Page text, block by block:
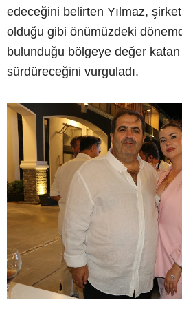
edeceğini belirten Yılmaz,
olduğu gibi önümüzdeki
bulunduğu bölgeye değer
sürdüreceğini vurguladı.